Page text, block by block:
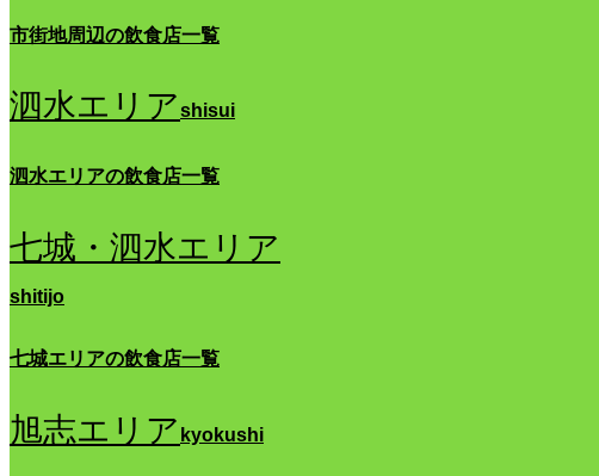
市街地周辺の飲食店一覧
泗水エリアshisui
泗水エリアの飲食店一覧
七城・泗水エリア
shitijo
七城エリアの飲食店一覧
旭志エリア kyokushi